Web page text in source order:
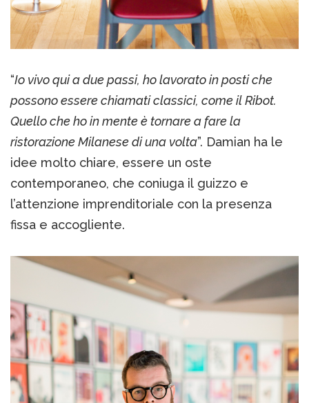
“Io vivo qui a due passi, ho lavorato in posti che
possono essere chiamati classici, come il Ribot.
Quello che ho in mente è tornare a fare la
ristorazione Milanese di una volta”. Damian ha le
idee molto chiare, essere un oste
contemporaneo, che coniuga il guizzo e
l’attenzione imprenditoriale con la presenza
fissa e accogliente.